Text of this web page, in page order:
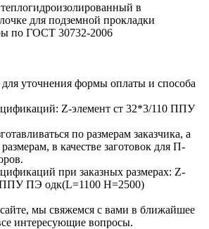
в
для подземной прокладки
по ГОСТ 30732-2006
уточнения формы оплаты и способа
Z-элемент ст 32*3/110 ППУ
по размерам заказчика, а
в качестве заготовок для П-
при заказных размерах: Z-
ППУ ПЭ одк(L=1100 H=2500)
мы свяжемся с вами в ближайшее
интересующие вопросы.